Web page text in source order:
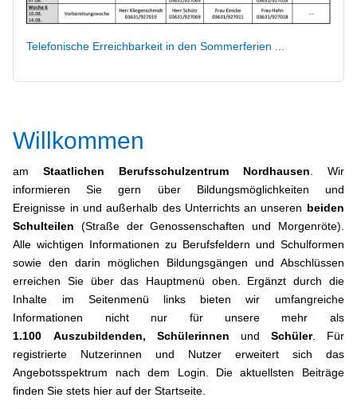
Telefonische Erreichbarkeit in den Sommerferien ...
Willkommen
amStaatlichen Berufsschulzentrum Nordhausen. Wir
informieren Sie gern über Bildungsmöglichkeiten und
Ereignisse in und außerhalb des Unterrichts an unseren beiden
Schulteilen (Straße der Genossenschaften und Morgenröte).
Alle wichtigen Informationen zu Berufsfeldern und Schulformen
sowie den darin möglichen Bildungsgängen und Abschlüssen
erreichen Sie über das Hauptmenü oben. Ergänzt durch die
Inhalte im Seitenmenü links bieten wir umfangreiche
Informationen nicht nur für unsere mehr als
1.100 Auszubildenden, Schülerinnen und Schüler. Für
registrierte Nutzerinnen und Nutzer erweitert sich das
Angebotsspektrum nach dem Login. Die aktuellsten Beiträge
finden Sie stets hier auf der Startseite.